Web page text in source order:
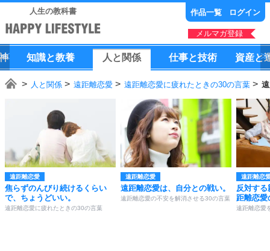
人生の教科書 作品一覧 ログイン
メルマガ登録
知識と教養 人 と 関係 仕事と技術 資産と
人と関係 遠距離恋愛 遠距離恋愛に疲れたときの30の言葉
遠距離恋愛
焦らずのんびり続けるくらい
で、ちょうどいい。
遠距離恋愛に疲れたときの30の言葉
遠距離恋愛
遠距離恋愛は、自分との戦い。
遠距離恋愛の不安を解消させる30の言葉
遠距離恋
反対す
距離恋愛
遠距離恋愛